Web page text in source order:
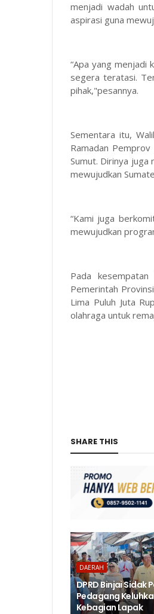
menjadi wadah
aspirasi guna
“Apa yang menjadi
segera teratasi.
pihak,"pesannya.
Sementara itu,
Ramadan
Sumut. Dirinya juga
mewujudkan
“Kami juga
mewujudkan
Pada
Pemerintah
Lima Puluh Juta
olahraga untuk
SHARE THIS
DAERAH
DPRD Binjai Sidak
Pedagang
Kebagian Lapak